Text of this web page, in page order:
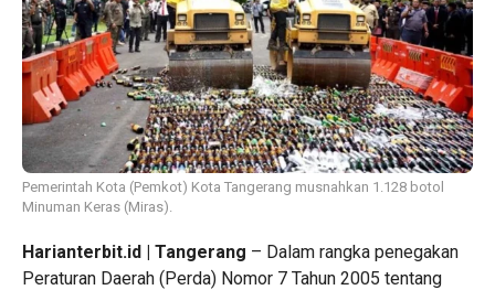
Pemerintah Kota (Pemkot) Kota Tangerang musnahkan 1.128 botol
Minuman Keras (Miras).
Harianterbit.id | Tangerang – Dalam rangka penegakan
Peraturan Daerah (Perda) Nomor 7 Tahun 2005 tentang